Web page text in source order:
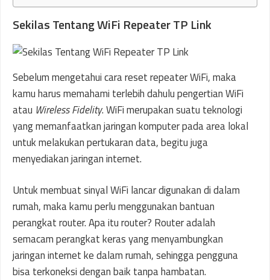
Sekilas Tentang WiFi Repeater TP Link
Sebelum mengetahui cara reset repeater WiFi, maka
kamu harus memahami terlebih dahulu pengertian WiFi
atau Wireless Fidelity. WiFi merupakan suatu teknologi
yang memanfaatkan jaringan komputer pada area lokal
untuk melakukan pertukaran data, begitu juga
menyediakan jaringan internet.
Untuk membuat sinyal WiFi lancar digunakan di dalam
rumah, maka kamu perlu menggunakan bantuan
perangkat router. Apa itu router? Router adalah
semacam perangkat keras yang menyambungkan
jaringan internet ke dalam rumah, sehingga pengguna
bisa terkoneksi dengan baik tanpa hambatan.